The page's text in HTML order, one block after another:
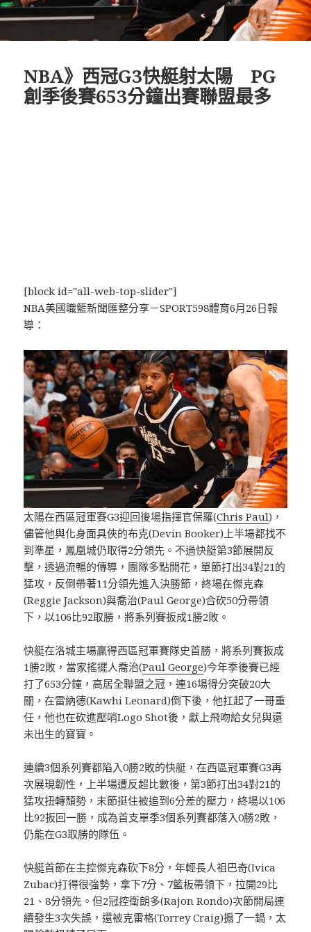
NBA》西冠G3快艇射太陽 PG
創季後賽653分鐘出賽聯盟最多
[block id="all-web-top-slider"]
NBA美國職籃新聞匯整分享－SPORT598體育6月26日報
導：
太陽在西區冠軍賽G3迎回後場指揮官保羅(Chris Paul)，
儘管他與化身面具俠的布克(Devin Booker)上半場都找不
到準星，鳳凰城仍取得2分領先。不過快艇第3節展開反
擊，透過流暢的傳導，團隊多點開花，單節打出34對21的
猛攻，反倒帶著11分領先進入決勝節，終場在傑克森
(Reggie Jackson)與喬治(Paul George)合砍50分帶領
下，以106比92取勝，將系列賽扳成1勝2敗。
快艇在洛城主場贏得西區冠軍賽隊史首勝，將系列賽扳成
1勝2敗，當家搖擺人喬治(Paul George)今年季後賽已經
打了653分鐘，高居全聯盟之冠，連16場得分突破20大
關，在雷納德(Kawhi Leonard)倒下後，他扛起了一哥重
任，他也在砍進壓哨Logo Shot後，獻上飛吻給女兒與還
未出生的寶寶。
連續3個系列賽都陷入0勝2敗的快艇，在西區冠軍賽G3再
次展現韌性，上半場遭反超比數後，第3節打出34對21的
猛攻扭轉頹勢，末節挺住被追到6分差的壓力，終場以106
比92扳回一勝，成為首支單季3個系列賽都落入0勝2敗，
仍能在G3取勝的隊伍。
快艇首節在主控傑克森砍下8分，年輕長人祖巴奇(Ivica
Zubac)打得很強勢，拿下7分、7籃板帶領下，拉開29比
21、8分領先。但2冠控衛朗多(Rajon Rondo)次節開局連
續發生3次失誤，還被克雷格(Torrey Craig)搧了一鍋，太